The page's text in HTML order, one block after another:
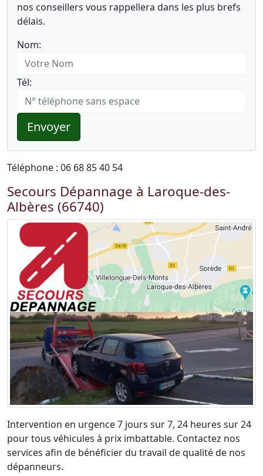
nos conseillers vous rappellera dans les plus brefs
délais.
Nom:
Tél:
Envoyer
Téléphone : 06 68 85 40 54
Secours Dépannage à Laroque-des-
Albères (66740)
Intervention en urgence 7 jours sur 7, 24 heures sur 24
pour tous véhicules à prix imbattable. Contactez nos
services afin de bénéficier du travail de qualité de nos
dépanneurs.